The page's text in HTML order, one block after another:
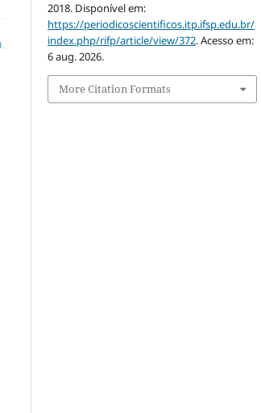
2018. Disponível em:
https://periodicoscientificos.itp.ifsp.edu.br/
index.php/rifp/article/view/372. Acesso em:
6 aug. 2026.
More Citation Formats